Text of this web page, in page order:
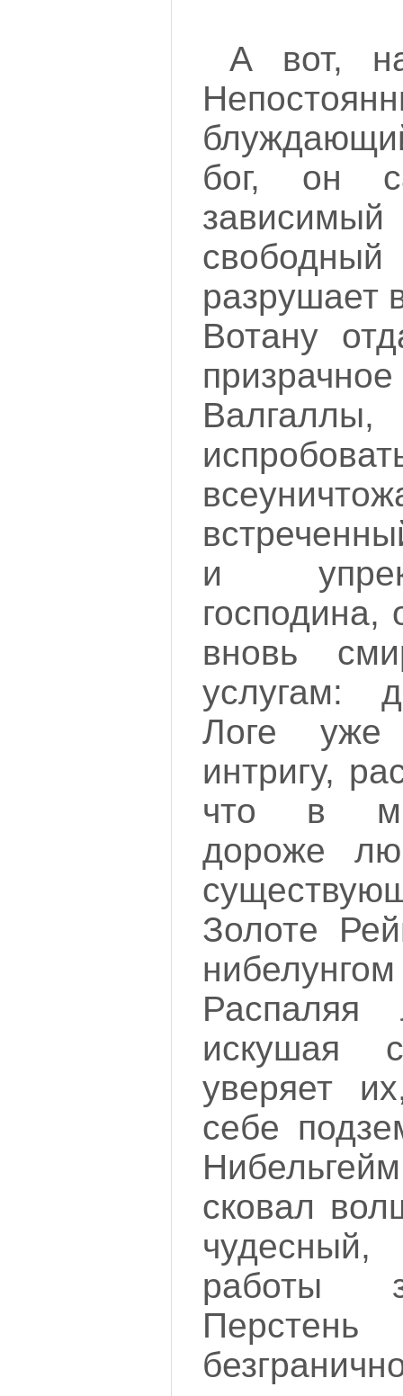
А вот,
бог, он
разрушает
Вотану
и
господина,
вновь
услугам:
Логе уже
интригу,
что в
дороже
Золоте
Распаляя
искушая
уверяет
себе
сковал
работы